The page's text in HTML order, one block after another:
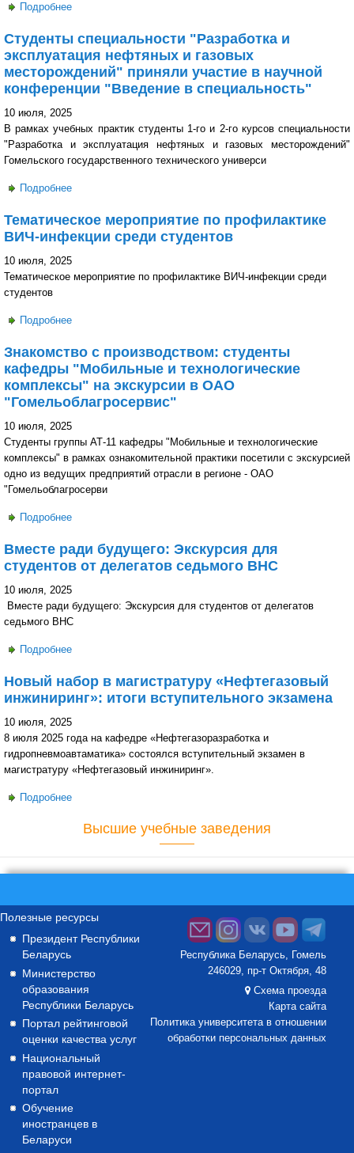
Подробнее
Студенты специальности "Разработка и
эксплуатация нефтяных и газовых
месторождений" приняли участие в научной
конференции "Введение в специальность"
10 июля, 2025
В рамках учебных практик студенты 1-го и 2-го курсов специальности
"Разработка и эксплуатация нефтяных и газовых месторождений"
Гомельского государственного технического универси
Подробнее
научной конференции "Введение в специальность"
Тематическое мероприятие по профилактике
ВИЧ-инфекции среди студентов
10 июля, 2025
Тематическое мероприятие по профилактике ВИЧ-инфекции среди
студентов
Подробнее
Знакомство с производством: студенты
кафедры "Мобильные и технологические
комплексы" на экскурсии в ОАО
"Гомельоблагросервис"
10 июля, 2025
Студенты группы АТ-11 кафедры "Мобильные и технологические
комплексы" в рамках ознакомительной практики посетили с экскурсией
одно из ведущих предприятий отрасли в регионе - ОАО
"Гомельоблагросерви
Подробнее
в ОАО "Гомельоблагросервис"
Вместе ради будущего: Экскурсия для
студентов от делегатов седьмого ВНС
10 июля, 2025
Вместе ради будущего: Экскурсия для студентов от делегатов
седьмого ВНС
Подробнее
Новый набор в магистратуру «Нефтегазовый
инжиниринг»: итоги вступительного экзамена
10 июля, 2025
8 июля 2025 года на кафедре «Нефтегазоразработка и
гидропневмоавтаматика» состоялся вступительный экзамен в
магистратуру «Нефтегазовый инжиниринг».
Подробнее
Высшие учебные заведения
Полезные ресурсы
Президент Республики
Беларусь
Министерство
образования
Республики Беларусь
Портал рейтинговой
оценки качества услуг
Национальный
правовой интернет-
портал
Обучение
иностранцев в
Беларуси
Республика Беларусь, Гомель
246029, пр-т Октября, 48
Схема проезда
Карта сайта
Политика университета в отношении
обработки персональных данных